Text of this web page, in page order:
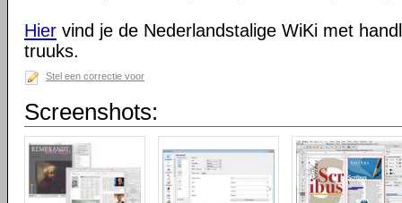
Hier vind je de Nederlandstalige WiKi met
truuks.
Stel een correctie voor
Screenshots: